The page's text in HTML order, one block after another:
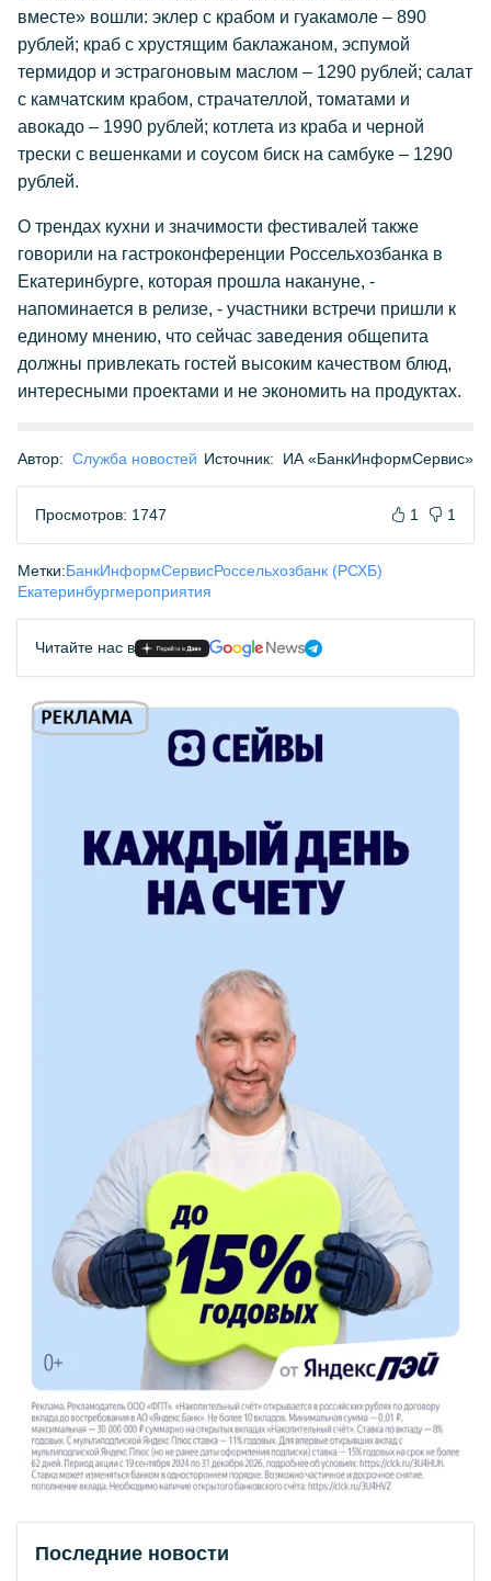
вместе» вошли: эклер с крабом и гуакамоле – 890
рублей; краб с хрустящим баклажаном, эспумой
термидор и эстрагоновым маслом – 1290 рублей; салат
с камчатским крабом, страчателлой, томатами и
авокадо – 1990 рублей; котлета из краба и черной
трески с вешенками и соусом биск на самбуке – 1290
рублей.
О трендах кухни и значимости фестивалей также
говорили на гастроконференции Россельхозбанка в
Екатеринбурге, которая прошла накануне, -
напоминается в релизе, - участники встречи пришли к
единому мнению, что сейчас заведения общепита
должны привлекать гостей высоким качеством блюд,
интересными проектами и не экономить на продуктах.
Автор: Служба новостей Источник: ИА «БанкИнформСервис»
Просмотров: 1747 1 1
Метки:БанкИнформСервисРоссельхозбанк (РСХБ)
Екатеринбургмероприятия
Читайте нас в
Последние новости